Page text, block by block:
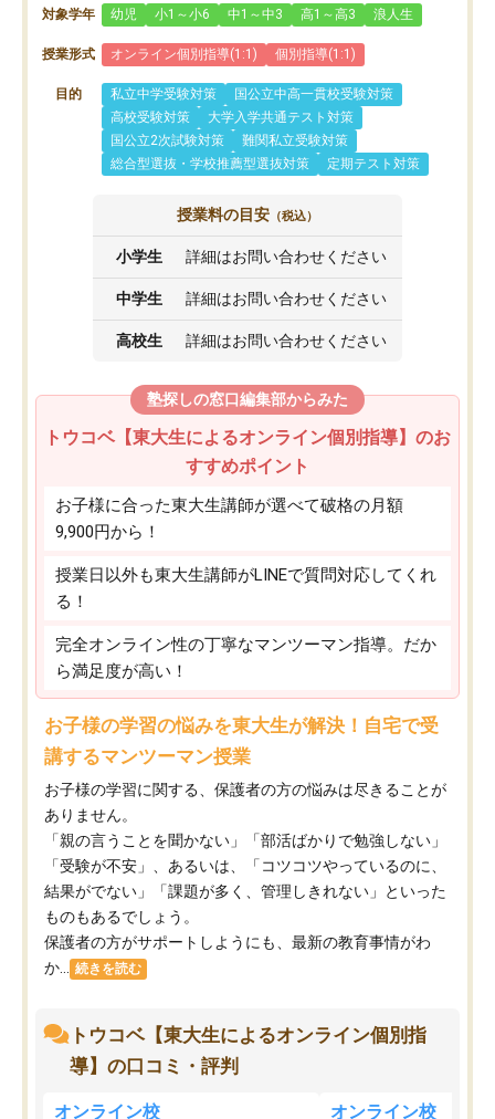
対象学年 幼児 小1～小6 中1～中3 高1～高3 浪人生
授業形式 オンライン個別指導(1:1) 個別指導(1:1)
目的 私立中学受験対策
国公立中高一貫校受験対策
高校受験対策
大学入学共通テスト対策
国公立2次試験対策
難関私立受験対策
総合型選抜・学校推薦型選抜対策
定期テスト対策
授業料の目安 （税込）
小学生 詳細はお問い合わせください
中学生 詳細はお問い合わせください
高校生 詳細はお問い合わせください
塾探しの窓口編集部からみた
トウコベ【東大生によるオンライン個別指導】のお
すすめポイント
お子様に合った東大生講師が選べて破格の月額
9,900円から！
授業日以外も東大生講師がLINEで質問対応してくれ
る！
完全オンライン性の丁寧なマンツーマン指導。だか
ら満足度が高い！
お子様の学習の悩みを東大生が解決！自宅で受
講するマンツーマン授業
お子様の学習に関する、保護者の方の悩みは尽きることが
ありません。
「親の言うことを聞かない」「部活ばかりで勉強しない」
「受験が不安」、あるいは、「コツコツやっているのに、
結果がでない」「課題が多く、管理しきれない」といった
ものもあるでしょう。
保護者の方がサポートしようにも、最新の教育事情がわ
か...
続きを読む
トウコベ【東大生によるオンライン個別指
導】の口コミ・評判
オンライン校 オンライン校